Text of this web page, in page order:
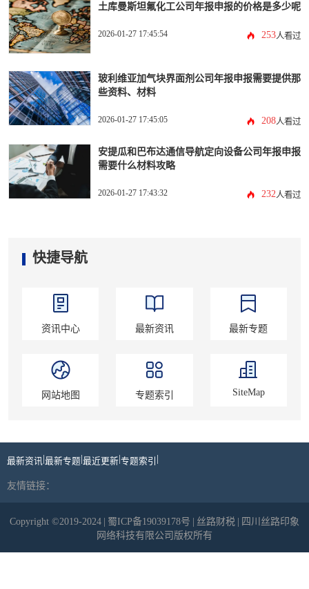
土库曼斯坦氟化工公司年报申报的价格是多少呢
2026-01-27 17:45:54 253人看过
玻利维亚加气块界面剂公司年报申报需要提供那
些资料、材料
2026-01-27 17:45:05 208人看过
安提瓜和巴布达通信导航定向设备公司年报申报
需要什么材料攻略
2026-01-27 17:43:32 232人看过
快捷导航
资讯中心 最新资讯 最新专题
网站地图 专题索引 SiteMap
最新资讯 最新专题 最近更新 专题索引
友情链接：
Copyright ©2019-2024 蜀ICP备19039178号 丝路财税
四川丝路印象
网络科技有限公司版权所有